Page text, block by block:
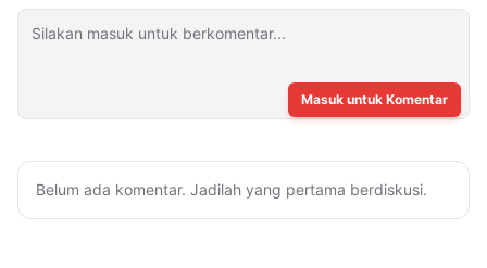
Masuk untuk Komentar
Belum ada komentar. Jadilah yang pertama berdiskusi.